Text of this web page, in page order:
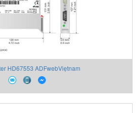
HD67553 ADFwebViẹtnam